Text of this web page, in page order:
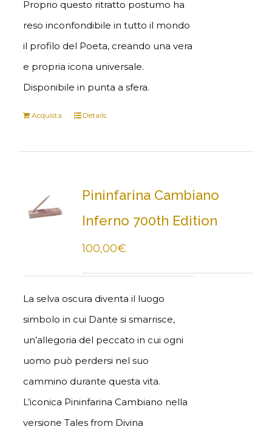
Proprio questo ritratto postumo ha
reso inconfondibile in tutto il mondo
il profilo del Poeta, creando una vera
e propria icona universale.
Disponibile in punta a sfera.
Acquista Details
Pininfarina Cambiano
Inferno 700th Edition
100,00€
La selva oscura diventa il luogo
simbolo in cui Dante si smarrisce,
un’allegoria del peccato in cui ogni
uomo può perdersi nel suo
cammino durante questa vita.
L’iconica Pininfarina Cambiano nella
versione Tales from Divina